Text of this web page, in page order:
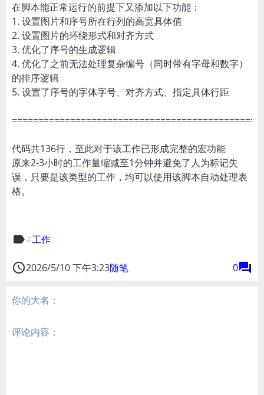
在脚本能正常运行的前提下又添加以下功能：
1. 设置图片和序号所在行列的高宽具体值
2. 设置图片的环绕形式和对齐方式
3. 优化了序号的生成逻辑
4. 优化了之前无法处理复杂编号（同时带有字母和数字）
的排序逻辑
5. 设置了序号的字体字号、对齐方式、指定具体行距
代码共136行，至此对于该工作已形成完整的宏功能
原来2-3小时的工作量缩减至1分钟并避免了人为标记失
误，只要是该类型的工作，均可以使用该脚本自动处理表
格。
label 工作
access_time2026/5/10 下午3:23随笔 0forum
你的大名：
评论内容：